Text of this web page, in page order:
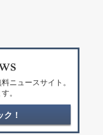
ニュースサイト。
。
！